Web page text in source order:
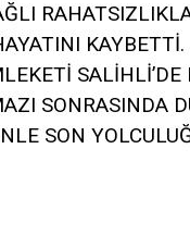
KAYBETTİ.
SALİHLİ’DE
SONRASINDA
SON